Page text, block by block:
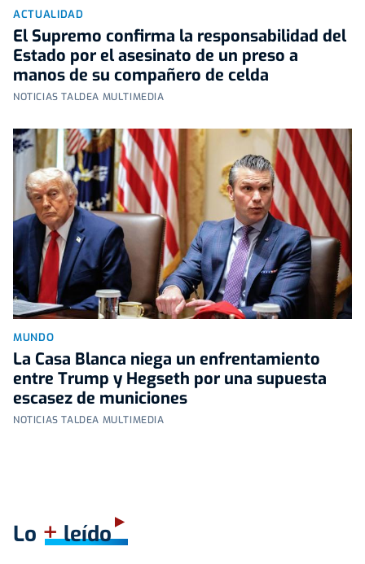
ACTUALIDAD
El Supremo confirma la responsabilidad del
Estado por el asesinato de un preso a
manos de su compañero de celda
NOTICIAS TALDEA MULTIMEDIA
MUNDO
La Casa Blanca niega un enfrentamiento
entre Trump y Hegseth por una supuesta
escasez de municiones
NOTICIAS TALDEA MULTIMEDIA
Lo +leído